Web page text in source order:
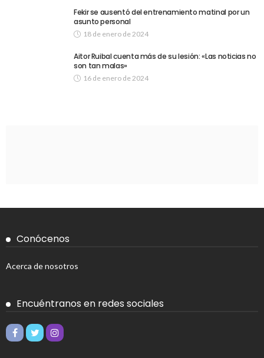
Fekir se ausentó del entrenamiento matinal por un
asunto personal
18 de enero de 2024
Aitor Ruibal cuenta más de su lesión: «Las noticias no
son tan malas»
16 de enero de 2024
Conócenos
Acerca de nosotros
Encuéntranos en redes sociales